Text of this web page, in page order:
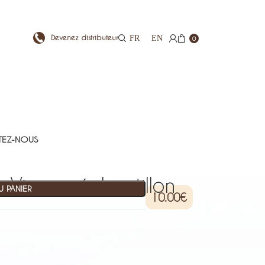
Devenez distributeur FR EN 0
NOUS
Visage échantillon
10.00€
PANIER